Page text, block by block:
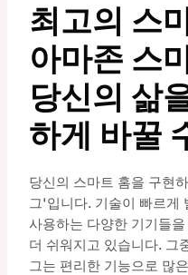
최고의 스
아마존 스
당신의 삶
하게 바꿀
당신의 스마트 홈을 구현
그'입니다. 기술이 빠르게
사용하는 다양한 기기들
더 쉬워지고 있습니다. 그
그는 편리한 기능으로 많